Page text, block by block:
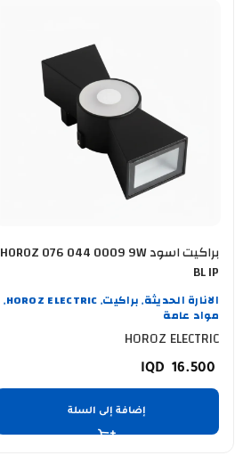
براكيت اسود HOROZ 076 044 0009 9W
BL IP
الانارة الحديثة, براكيت,
HOROZ ELECTRIC
,
مواد عامة
HOROZ ELECTRIC
16.500
إضافة إلى السلة